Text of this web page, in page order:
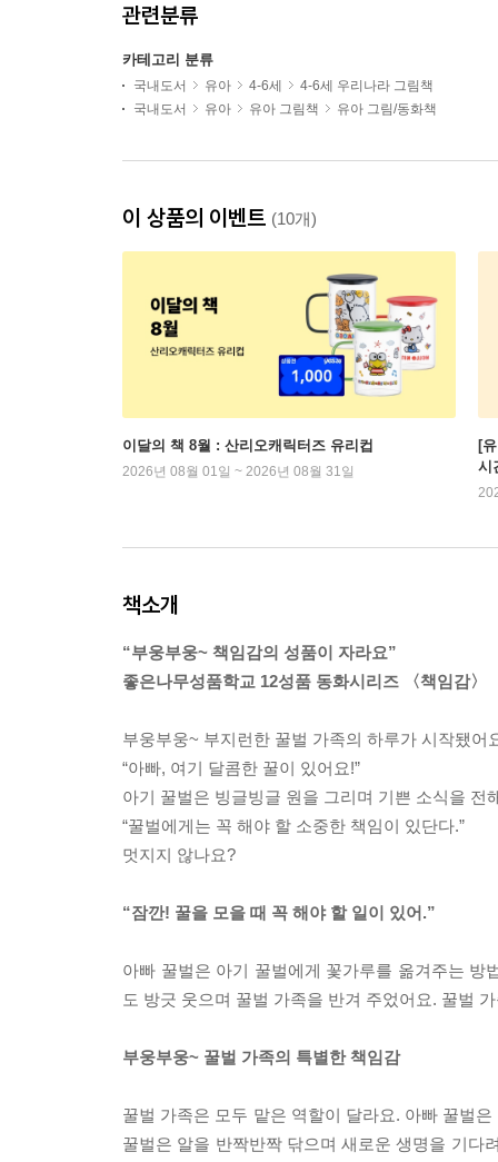
관련분류
카테고리 분류
국내도서 유아 4-6세
4-6세 우리나라 그림책
국내도서
유아 유아 그림책 유아 그림/동화책
이 상품의 이벤트 (10개)
이달의 책 8월 : 산리오캐릭터즈 유리컵
2026년 08월 01일 ~ 2026년 08월 31일
[
시
책소개
“부웅부웅~ 책임감의 성품이 자라요”
좋은나무성품학교 12성품 동화시리즈 〈책임감〉
부웅부웅~ 부지런한 꿀벌 가족의 하루가 시작됐
“아빠, 여기 달콤한 꿀이 있어요!”
아기 꿀벌은 빙글빙글 원을 그리며 기쁜 소식을
“꿀벌에게는 꼭 해야 할 소중한 책임이 있단다.”
멋지지 않나요?
“잠깐! 꿀을 모을 때 꼭 해야 할 일이 있어.”
아빠 꿀벌은 아기 꿀벌에게 꽃가루를 옮겨주는
도 방긋 웃으며 꿀벌 가족을 반겨 주었어요. 꿀벌
부웅부웅~ 꿀벌 가족의 특별한 책임감
꿀벌 가족은 모두 맡은 역할이 달라요. 아빠 꿀벌
꿀벌은 알을 반짝반짝 닦으며 새로운 생명을 기다